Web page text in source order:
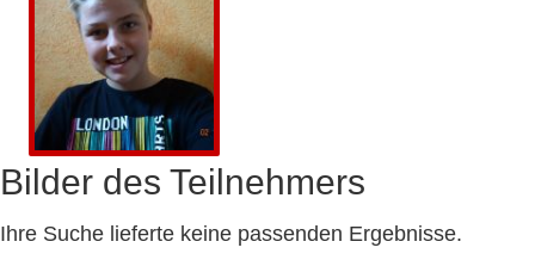
Bilder des Teilnehmers
Ihre Suche lieferte keine passenden Ergebnisse.